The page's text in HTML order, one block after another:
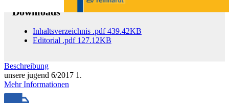
Downloads
Inhaltsverzeichnis .pdf 439.42KB
Editorial .pdf 127.12KB
Beschreibung
unsere jugend 6/2017 1.
Mehr Informationen